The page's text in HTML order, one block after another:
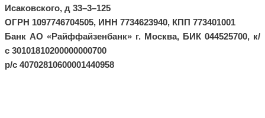
Исаковского, д 33–3–125
ОГРН 1097746704505, ИНН 7734623940, КПП 773401001
Банк АО «Райффайзенбанк» г. Москва, БИК 044525700, к/
с 30101810200000000700
р/с 40702810600001440958